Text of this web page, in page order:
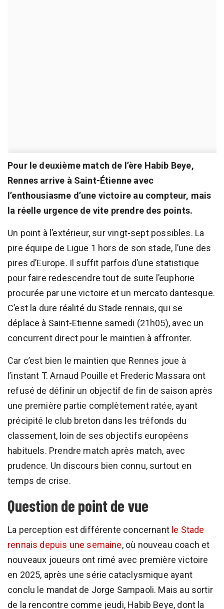
Pour le deuxième match de l’ère Habib Beye,
Rennes arrive à Saint-Étienne avec
l’enthousiasme d’une victoire au compteur, mais
la réelle urgence de vite prendre des points.
Un point à l’extérieur, sur vingt-sept possibles. La
pire équipe de Ligue 1 hors de son stade, l’une des
pires d’Europe. Il suffit parfois d’une statistique
pour faire redescendre tout de suite l’euphorie
procurée par une victoire et un mercato dantesque.
C’est la dure réalité du Stade rennais, qui se
déplace à Saint-Etienne samedi (21h05), avec un
concurrent direct pour le maintien à affronter.
Car c’est bien le maintien que Rennes joue à
l’instant T. Arnaud Pouille et Frederic Massara ont
refusé de définir un objectif de fin de saison après
une première partie complètement ratée, ayant
précipité le club breton dans les tréfonds du
classement, loin de ses objectifs européens
habituels. Prendre match après match, avec
prudence. Un discours bien connu, surtout en
temps de crise.
Question de point de vue
La perception est différente concernant le Stade
rennais depuis une semaine, où nouveau coach et
nouveaux joueurs ont rimé avec première victoire
en 2025, après une série cataclysmique ayant
conclu le mandat de Jorge Sampaoli. Mais au sortir
de la rencontre comme jeudi, Habib Beye, dont la